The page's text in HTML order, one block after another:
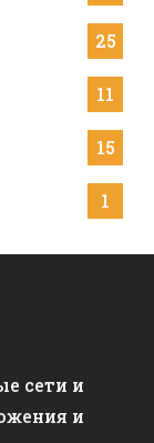
25
11
15
1
сети и
и